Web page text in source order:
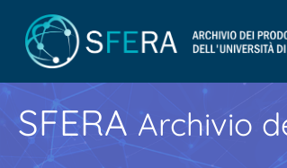
SFERA Archivio